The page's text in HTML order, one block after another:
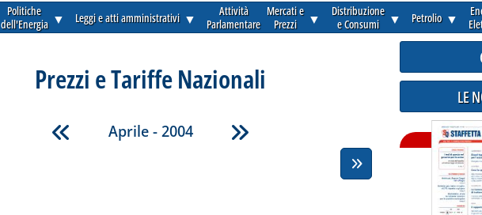
Politiche
dell'Energia ▼ Leggi e atti amministrativi ▼
Attività
Parlamentare
Mercati e
Prezzi
▼
Distribuzione
e Consumi
▼ Petrolio ▼
Prezzi e Tariffe Nazionali
Aprile - 2004
LE